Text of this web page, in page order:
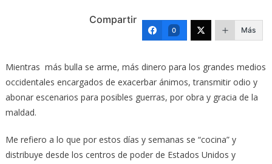
Compartir
0 Más
Mientras más bulla se arme, más dinero para los grandes medios
occidentales encargados de exacerbar ánimos, transmitir odio y
abonar escenarios para posibles guerras, por obra y gracia de la
maldad.
Me refiero a lo que por estos días y semanas se “cocina” y
distribuye desde los centros de poder de Estados Unidos y